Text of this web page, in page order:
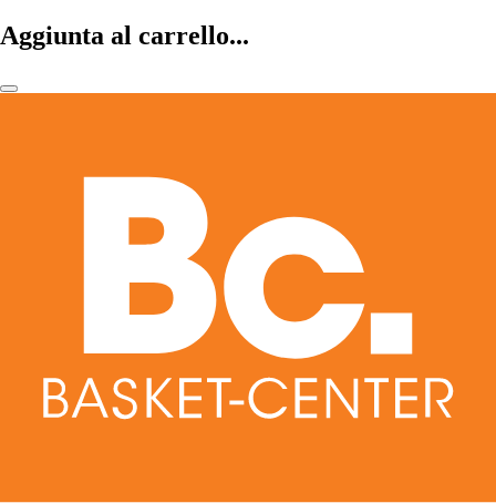
Aggiunta al carrello...